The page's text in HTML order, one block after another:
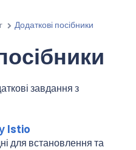
Додаткові посібники
завдання з
Istio
для встановлення та